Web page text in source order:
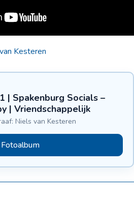
Kesteren
| Spakenburg Socials –
| Vriendschappelijk
Niels van Kesteren
Fotoalbum